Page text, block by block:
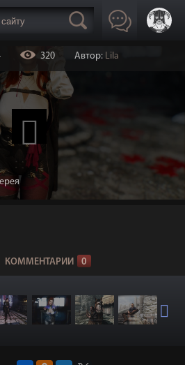
320 Автор: Lila
КОММЕНТАРИИ 0